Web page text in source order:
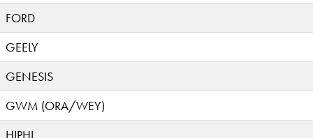
FORD
GEELY
GENESIS
GWM (ORA/WEY)